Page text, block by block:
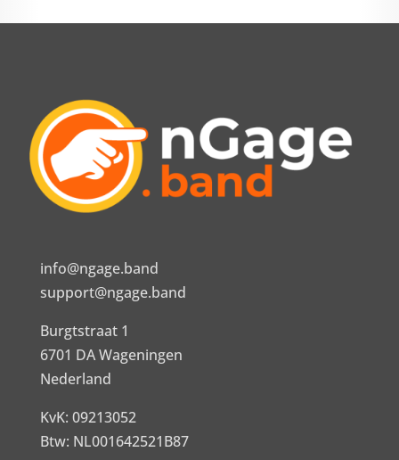
info@ngage.band
support@ngage.band
Burgtstraat 1
6701 DA Wageningen
Nederland
KvK: 09213052
Btw: NL001642521B87